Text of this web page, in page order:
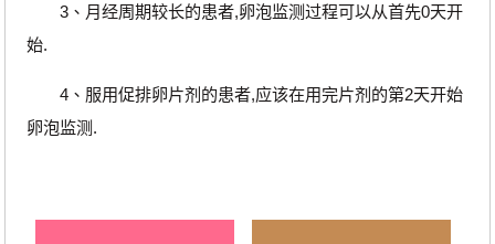
3、月经周期较长的患者,卵泡监测过程可以从首先0天开
始.
4、服用促排卵片剂的患者,应该在用完片剂的第2天开始
卵泡监测.